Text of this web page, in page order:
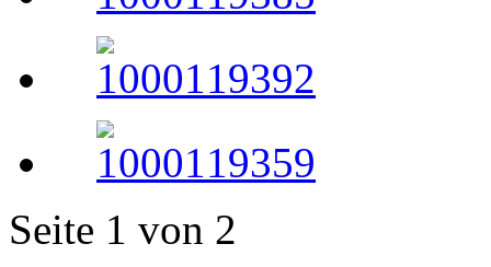
Seite 1 von 2